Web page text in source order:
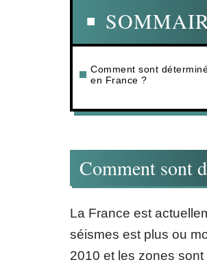
Comment sont
en France ?
Comment sont
La France est
séismes est plus ou
2010 et les zones sont